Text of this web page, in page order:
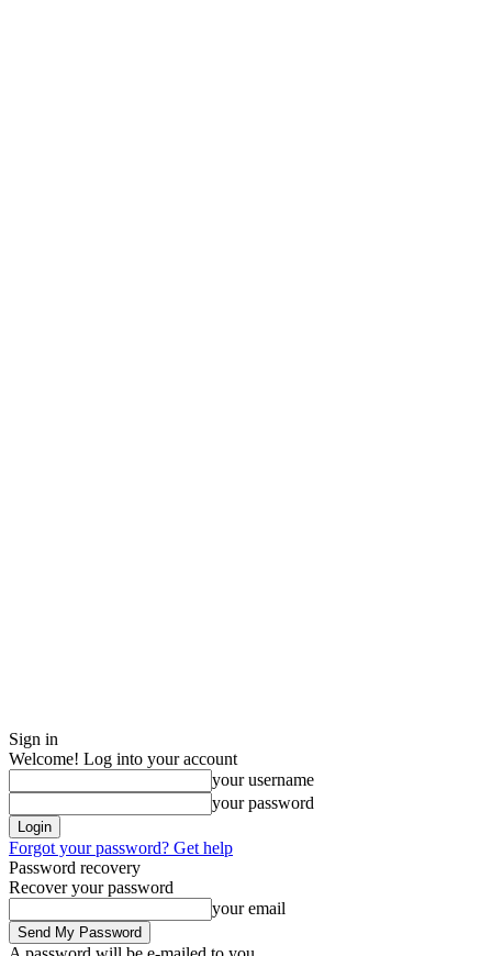
Sign in
Welcome! Log into your account
your username
your password
Forgot your password? Get help
Password recovery
Recover your password
your email